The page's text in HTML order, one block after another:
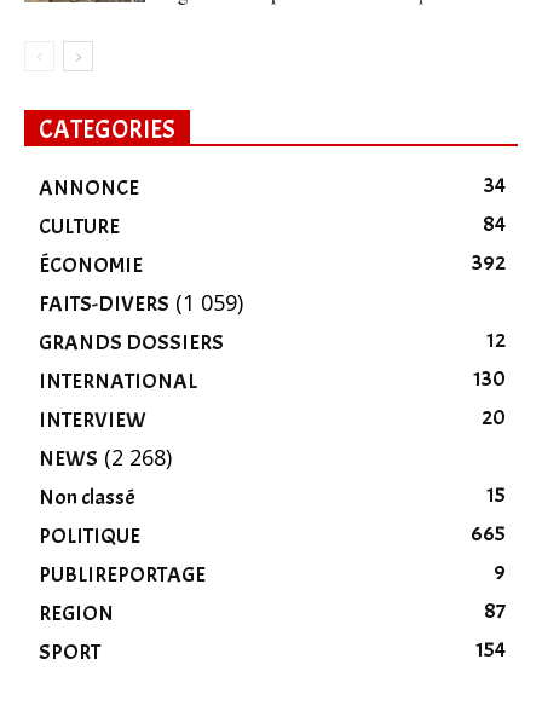
CATEGORIES
ANNONCE
34
CULTURE
84
ÉCONOMIE
392
FAITS-DIVERS (1 059)
GRANDS DOSSIERS
12
INTERNATIONAL
130
INTERVIEW
20
NEWS (2 268)
Non classé
15
POLITIQUE
665
PUBLIREPORTAGE
9
REGION
87
SPORT
154